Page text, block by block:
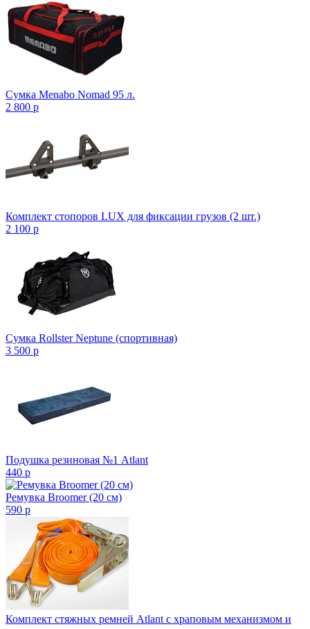
Сумка Menabo Nomad 95 л.
2 800 p
Комплект стопоров LUX для фиксации грузов (2 шт.)
2 100 p
Сумка Rollster Neptune (спортивная)
3 500 p
Подушка резиновая №1 Atlant
440 p
Ремувка Broomer (20 см)
590 p
Комплект стяжных ремней Atlant с храповым механизмом и